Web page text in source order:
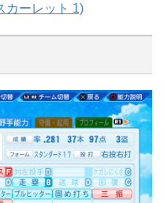
カーレット 1)